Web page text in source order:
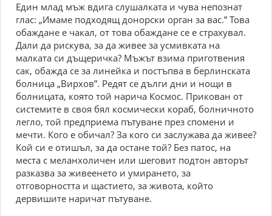
Един млад мъж вдига слушалката и чува непознат
глас: „Имаме подходящ донорски орган за вас.” Това
обаждане е чакал, от това обаждане се е страхувал.
Дали да рискува, за да живее за усмивката на
малката си дъщеричка? Мъжът взима приготвения
сак, обажда се за линейка и постъпва в берлинската
болница „Вирхов”. Редят се дълги дни и нощи в
болницата, която той нарича Космос. Прикован от
системите в своя бял космически кораб, болничното
легло, той предприема пътуване през спомени и
мечти. Кого е обичал? За кого си заслужава да живее?
Кой си е отишъл, за да остане той? Без патос, на
места с меланхоличен или шеговит подтон авторът
разказва за живеенето и умирането, за
отговорността и щастието, за живота, който
дервишите наричат пътуване.